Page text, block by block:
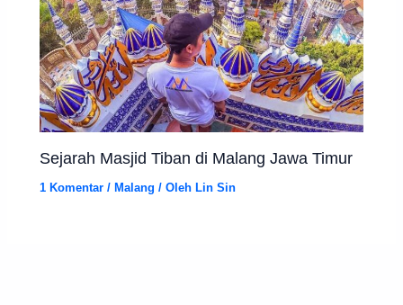
Sejarah Masjid Tiban di Malang Jawa Timur
1 Komentar / Malang / Oleh Lin Sin